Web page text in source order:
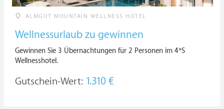
ALMGUT MOUNTAIN WELLNESS HOTEL
Wellnessurlaub zu gewinnen
Gewinnen Sie 3 Übernachtungen für 2 Personen im 4*S
Wellnesshotel.
Gutschein-Wert: 1.310 €